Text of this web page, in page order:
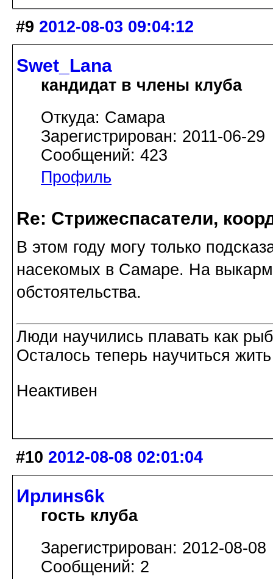
#9 2012-08-03 09:04:12
Swet_Lana
кандидат в члены клуба
Откуда: Самара
Зарегистрирован: 2011-06-29
Сообщений: 423
Профиль
Re: Стрижеспасатели,
В этом году могу только
насекомых в Самаре. На
обстоятельства.
Люди научились плавать как
Осталось теперь научиться
Неактивен
#10 2012-08-08 02:01:04
Ирлинs6k
гость клуба
Зарегистрирован: 2012-08-08
Сообщений: 2